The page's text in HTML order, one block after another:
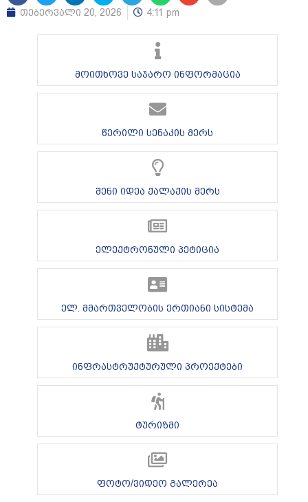
თებერვალი 20, 2026 4:11 pm
მოითხოვე საჯარო ინფორმაცია
წერილი სენაკის მერს
შენი იდეა ქალაქის მერს
ელექტრონული პეტიცია
ელ. მმართველობის ერთიანი სისტემა
ინფრასტრუქტურული პროექტები
ტურიზმი
ფოტო/ვიდეო გალერეა